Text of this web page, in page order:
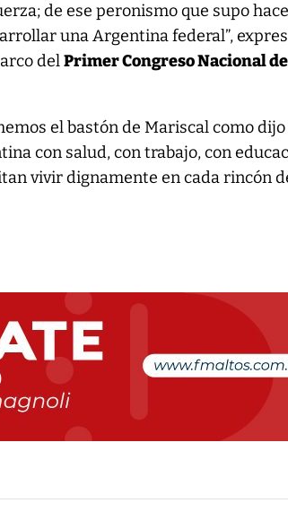
de ese peronismo que supo
una Argentina federal”,
delPrimer Congreso Nacional
el bastón de Mariscal como dijo
con salud, con trabajo, con
vivir dignamente en cada rincón